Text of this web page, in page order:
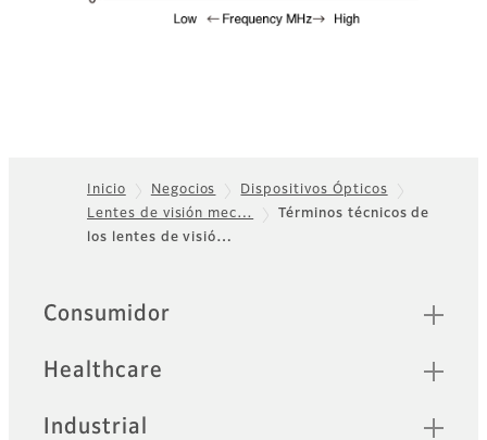
Footer
Inicio Negocios
Dispositivos Ópticos
Lentes de visión mec…
Términos técnicos de
los lentes de visió…
Sitemap
Consumidor
Healthcare
Industrial